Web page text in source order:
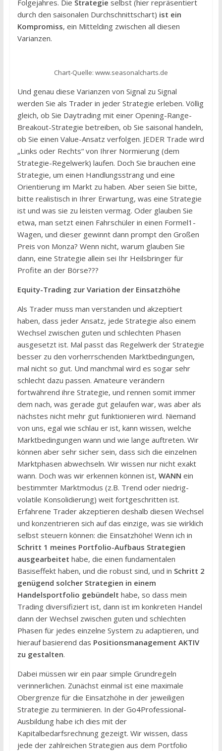
Folgejahres. Die Strategie selbst (hier repräsentiert
durch den saisonalen Durchschnittschart) ist ein
Kompromiss, ein Mittelding zwischen all diesen
Varianzen.
Chart-Quelle: www.seasonalcharts.de
Und genau diese Varianzen von Signal zu Signal
werden Sie als Trader in jeder Strategie erleben. Völlig
gleich, ob Sie Daytrading mit einer Opening-Range-
Breakout-Strategie betreiben, ob Sie saisonal handeln,
ob Sie einen Value-Ansatz verfolgen. JEDER Trade wird
„Links oder Rechts“ von Ihrer Normierung (dem
Strategie-Regelwerk) laufen. Doch Sie brauchen eine
Strategie, um einen Handlungsstrang und eine
Orientierung im Markt zu haben. Aber seien Sie bitte,
bitte realistisch in Ihrer Erwartung, was eine Strategie
ist und was sie zu leisten vermag. Oder glauben Sie
etwa, man setzt einen Fahrschüler in einen Formel1-
Wagen, und dieser gewinnt dann prompt den Großen
Preis von Monza? Wenn nicht, warum glauben Sie
dann, eine Strategie allein sei Ihr Heilsbringer für
Profite an der Börse???
Equity-Trading zur Variation der Einsatzhöhe
Als Trader muss man verstanden und akzeptiert
haben, dass jeder Ansatz, jede Strategie also einem
Wechsel zwischen guten und schlechten Phasen
ausgesetzt ist. Mal passt das Regelwerk der Strategie
besser zu den vorherrschenden Marktbedingungen,
mal nicht so gut. Und manchmal wird es sogar sehr
schlecht dazu passen. Amateure verändern
fortwährend ihre Strategie, und rennen somit immer
dem nach, was gerade gut gelaufen war, was aber als
nächstes nicht mehr gut funktionieren wird. Niemand
von uns, egal wie schlau er ist, kann wissen, welche
Marktbedingungen wann und wie lange auftreten. Wir
können aber sehr sicher sein, dass sich die einzelnen
Marktphasen abwechseln. Wir wissen nur nicht exakt
wann. Doch was wir erkennen können ist, WANN ein
bestimmter Marktmodus (z.B. Trend oder niedrig-
volatile Konsolidierung) weit fortgeschritten ist.
Erfahrene Trader akzeptieren deshalb diesen Wechsel
und konzentrieren sich auf das einzige, was sie wirklich
selbst steuern können: die Einsatzhöhe! Wenn ich in
Schritt 1 meines Portfolio-Aufbaus Strategien
ausgearbeitet habe, die einen fundamentalen
Basiseffekt haben, und die robust sind, und in Schritt 2
genügend solcher Strategien in einem
Handelsportfolio gebündelt habe, so dass mein
Trading diversifiziert ist, dann ist im konkreten Handel
dann der Wechsel zwischen guten und schlechten
Phasen für jedes einzelne System zu adaptieren, und
hierauf basierend das Positionsmanagement AKTIV
zu gestalten.
Dabei müssen wir ein paar simple Grundregeln
verinnerlichen. Zunächst einmal ist eine maximale
Obergrenze für die Einsatzhöhe in der jeweiligen
Strategie zu terminieren. In der Go4Professional-
Ausbildung habe ich dies mit der
Kapitalbedarfsrechnung gezeigt. Wir wissen, dass
jede der zahlreichen Strategien aus dem Portfolio